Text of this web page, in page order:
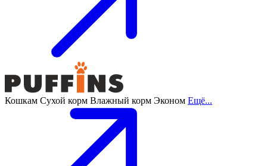
Кошкам Сухой корм Влажный корм Эконом Ещё...